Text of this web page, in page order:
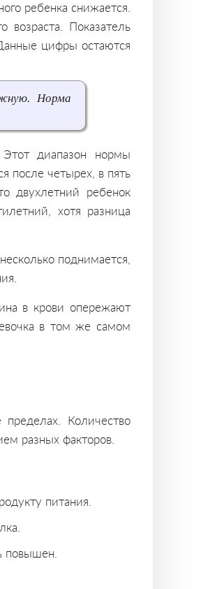
ребенка снижается.
Показатель
цифры остаются
Норма
диапазон нормы
после четырех, в пять
двухлетний ребенок
хотя разница
поднимается,
в крови опережают
в том же самом
Количество
разных факторов.
питания.
повышен.